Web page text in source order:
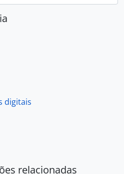
digitais
relacionadas